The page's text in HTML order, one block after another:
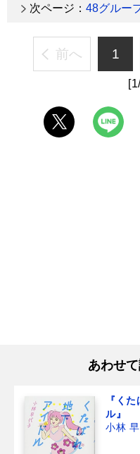
次ページ： 48グルー
前へ 1
あわせ
『く
ル』
小林